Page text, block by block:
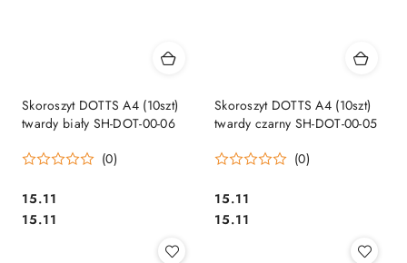
Skoroszyt DOTTS A4 (10szt)
twardy biały SH-DOT-00-06
(0)
Cena:
15.11
Cena:
15.11
Skoroszyt DOTTS A4 (10szt)
twardy czarny SH-DOT-00-05
(0)
Cena:
15.11
Cena:
15.11